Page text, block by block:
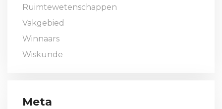
Ruimtewetenschappen
Vakgebied
Winnaars
Wiskunde
Meta